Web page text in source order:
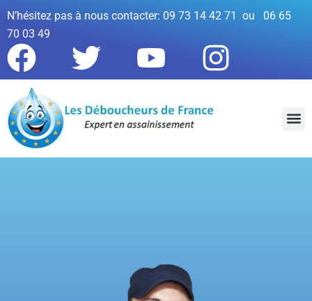
N’hésitez pas à nous contacter: 09 73 14 42 71 ou 06 65
70 03 49